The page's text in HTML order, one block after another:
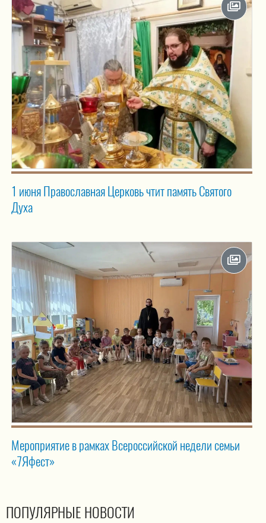
1 июня Православная Церковь чтит память Святого
Духа
Мероприятие в рамках Всероссийской недели семьи
«7Яфест»
ПОПУЛЯРНЫЕ НОВОСТИ